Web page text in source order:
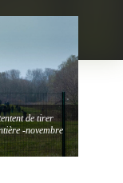
de tirer
-novembre